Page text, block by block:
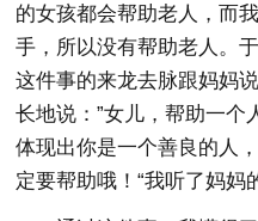
的女孩都会帮助老人，而
手，所以没有帮助老人。
这件事的来龙去脉跟妈妈
长地说：”女儿，帮助一个
体现出你是一个善良的人
定要帮助哦！“我听了妈妈